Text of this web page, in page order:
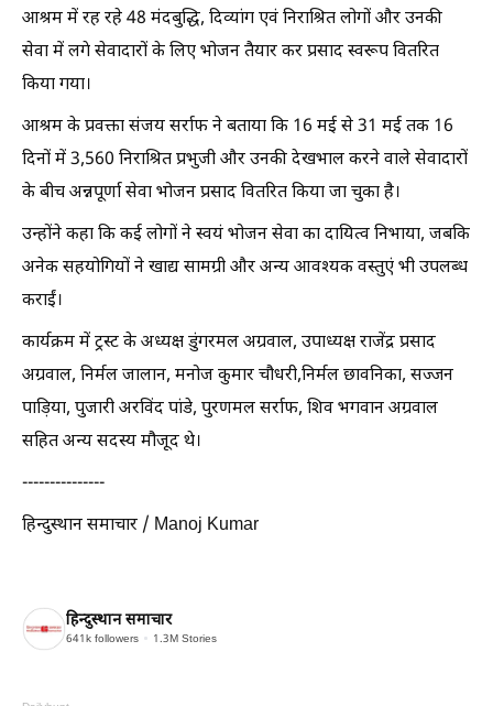
आश्रम में रह रहे 48 मंदबुद्धि, दिव्यांग एवं निराश्रित लोगों और उनकी
सेवा में लगे सेवादारों के लिए भोजन तैयार कर प्रसाद स्वरूप वितरित
किया गया।
आश्रम के प्रवक्ता संजय सर्राफ ने बताया कि 16 मई से 31 मई तक 16
दिनों में 3,560 निराश्रित प्रभुजी और उनकी देखभाल करने वाले सेवादारों
के बीच अन्नपूर्णा सेवा भोजन प्रसाद वितरित किया जा चुका है।
उन्होंने कहा कि कई लोगों ने स्वयं भोजन सेवा का दायित्व निभाया, जबकि
अनेक सहयोगियों ने खाद्य सामग्री और अन्य आवश्यक वस्तुएं भी उपलब्ध
कराईं।
कार्यक्रम में ट्रस्ट के अध्यक्ष डुंगरमल अग्रवाल, उपाध्यक्ष राजेंद्र प्रसाद
अग्रवाल, निर्मल जालान, मनोज कुमार चौधरी,निर्मल छावनिका, सज्जन
पाड़िया, पुजारी अरविंद पांडे, पुरणमल सर्राफ, शिव भगवान अग्रवाल
सहित अन्य सदस्य मौजूद थे।
---------------
हिन्दुस्थान समाचार / Manoj Kumar
हिन्दुस्थान समाचार
641k followers 1.3M Stories